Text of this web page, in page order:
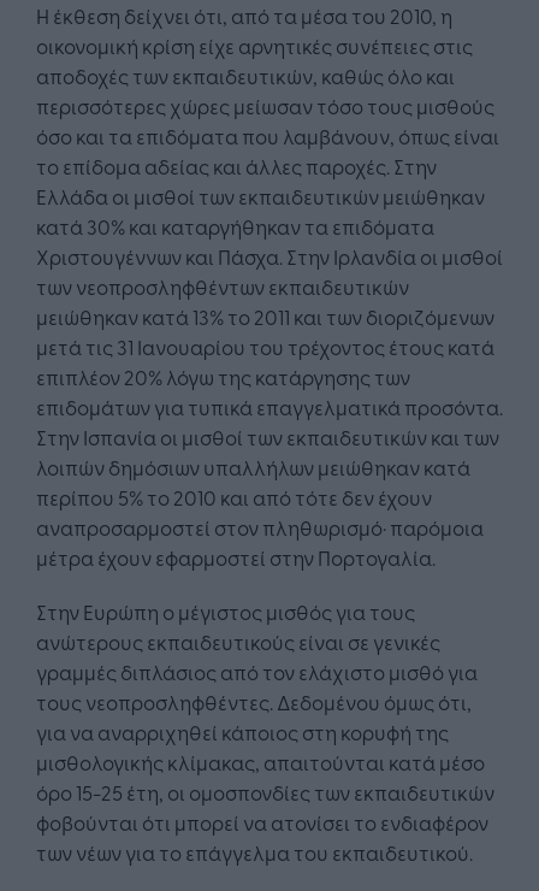
Η έκθεση δείχνει ότι, από τα μέσα του 2010, η
οικονομική κρίση είχε αρνητικές συνέπειες στις
αποδοχές των εκπαιδευτικών, καθώς όλο και
περισσότερες χώρες μείωσαν τόσο τους μισθούς
όσο και τα επιδόματα που λαμβάνουν, όπως είναι
το επίδομα αδείας και άλλες παροχές. Στην
Ελλάδα οι μισθοί των εκπαιδευτικών μειώθηκαν
κατά 30% και καταργήθηκαν τα επιδόματα
Χριστουγέννων και Πάσχα. Στην Ιρλανδία οι μισθοί
των νεοπροσληφθέντων εκπαιδευτικών
μειώθηκαν κατά 13% το 2011 και των διοριζόμενων
μετά τις 31 Ιανουαρίου του τρέχοντος έτους κατά
επιπλέον 20% λόγω της κατάργησης των
επιδομάτων για τυπικά επαγγελματικά προσόντα.
Στην Ισπανία οι μισθοί των εκπαιδευτικών και των
λοιπών δημόσιων υπαλλήλων μειώθηκαν κατά
περίπου 5% το 2010 και από τότε δεν έχουν
αναπροσαρμοστεί στον πληθωρισμό· παρόμοια
μέτρα έχουν εφαρμοστεί στην Πορτογαλία.
Στην Ευρώπη ο μέγιστος μισθός για τους
ανώτερους εκπαιδευτικούς είναι σε γενικές
γραμμές διπλάσιος από τον ελάχιστο μισθό για
τους νεοπροσληφθέντες. Δεδομένου όμως ότι,
για να αναρριχηθεί κάποιος στη κορυφή της
μισθολογικής κλίμακας, απαιτούνται κατά μέσο
όρο 15-25 έτη, οι ομοσπονδίες των εκπαιδευτικών
φοβούνται ότι μπορεί να ατονίσει το ενδιαφέρον
των νέων για το επάγγελμα του εκπαιδευτικού.